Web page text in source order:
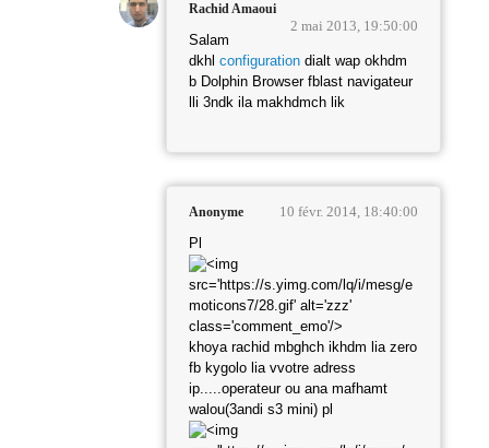
Rachid Amaoui
2 mai 2013, 19:50:00
Salam
dkhl configuration dialt wap okhdm
b Dolphin Browser fblast navigateur
lli 3ndk ila makhdmch lik
Anonyme 10 févr. 2014, 18:40:00
Pl
khoya rachid mbghch ikhdm lia zero
fb kygolo lia vvotre adress
ip.....operateur ou ana mafhamt
walou(3andi s3 mini) pl